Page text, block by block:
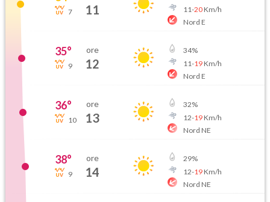
7 11
11-20Km/h
Nord E
35°
9
ore
12
34%
11-19Km/h
Nord E
36°
10
ore
13
32%
12-19Km/h
Nord NE
38°
9
ore
14
29%
12-19Km/h
Nord NE